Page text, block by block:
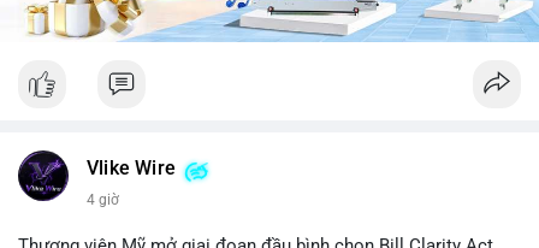
Vlike Wire
4 giờ